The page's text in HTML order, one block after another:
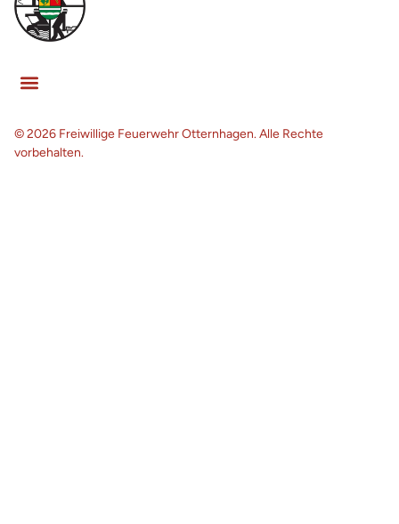
© 2026 Freiwillige Feuerwehr Otternhagen. Alle Rechte
vorbehalten.